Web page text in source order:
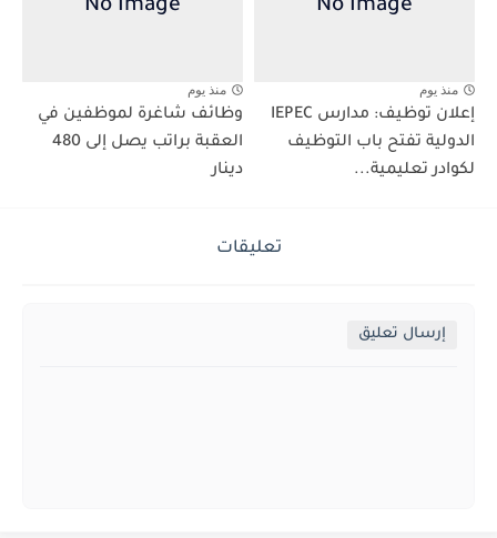
منذ يوم
إعلان توظيف: مدارس IEPEC
الدولية تفتح باب التوظيف
لكوادر تعليمية...
منذ يوم
وظائف شاغرة لموظفين في
العقبة براتب يصل إلى 480
دينار
تعليقات
إرسال تعليق